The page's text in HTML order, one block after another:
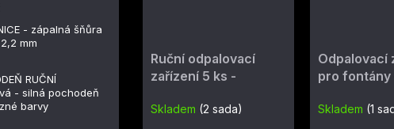
- zápalná šňůra
mm
RUČNÍ
- silná pochodeň
barvy
Ruční odpalovací
zařízení 5 ks -
Skladem (2 sada)
Odpalovací
pro fontány
Skladem (1